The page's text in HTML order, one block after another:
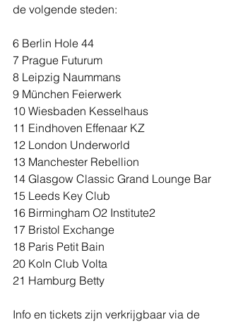
de volgende steden:
6 Berlin Hole 44
7 Prague Futurum
8 Leipzig Naummans
9 München Feierwerk
10 Wiesbaden Kesselhaus
11 Eindhoven Effenaar KZ
12 London Underworld
13 Manchester Rebellion
14 Glasgow Classic Grand Lounge Bar
15 Leeds Key Club
16 Birmingham O2 Institute2
17 Bristol Exchange
18 Paris Petit Bain
20 Koln Club Volta
21 Hamburg Betty
Info en tickets zijn verkrijgbaar via de